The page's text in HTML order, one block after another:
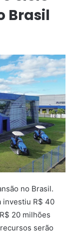
Brasil
no Brasil.
investiu R$ 40
20 milhões
serão